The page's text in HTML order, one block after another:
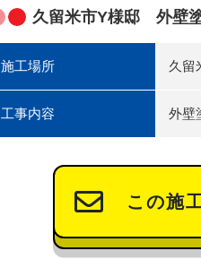
久留米市Y様邸 外壁
施工場所 久留
工事内容 外壁
この施